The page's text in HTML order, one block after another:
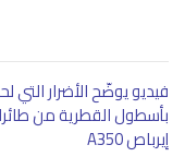
فيديو يوضّح الأضرار التي
بأسطول القطرية من
إيرباص A350